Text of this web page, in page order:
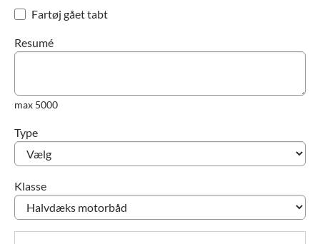
Fartøj gået tabt
Resumé
max 5000
Type
Klasse